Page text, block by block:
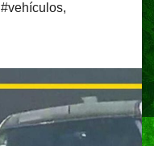
#vehículos,